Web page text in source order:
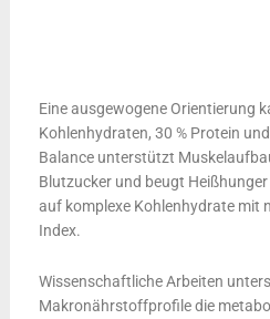
Eine ausgewogene Orientierung
Kohlenhydraten, 30 % Protein
Balance unterstützt
Blutzucker und beugt
auf komplexe Kohlenhydrate mit
Index.
Wissenschaftliche Arbeiten
Makronährstoffprofile die